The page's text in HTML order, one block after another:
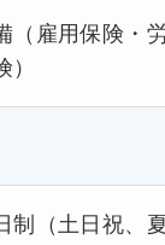
（雇用保険・
制（土日祝、